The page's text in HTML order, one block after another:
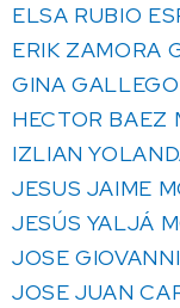
ELSA RUBIO
ERIK ZAMORA
GINA
HECTOR BAEZ
IZLIAN
JESUS JAIME
JESÚS YALJÁ
JOSE
JOSE JUAN